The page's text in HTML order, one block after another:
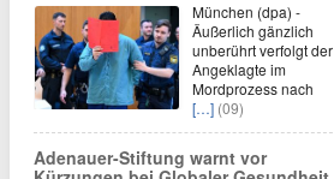
München (dpa) -
Äußerlich gänzlich
unberührt verfolgt der
Angeklagte im
Mordprozess nach
[…] (09)
Adenauer-Stiftung warnt vor